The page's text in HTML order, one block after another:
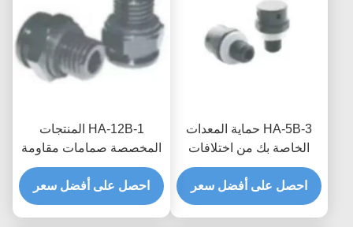
HA-5B-3 حماية المعدات
الخاصة بك من اختلافات
الضغط والبيئات الرطبة مع
صمامات مقاومة للماء
والتنفس المخصصة
احصل على أفضل سعر
HA-12B-1 المنتجات
المخصصة صمامات مقاومة
للماء قابلة للتنفس لتوربينات
الرياح ذات الشفافية العالية
للهواء وضغط حجب المياه
احصل على أفضل سعر